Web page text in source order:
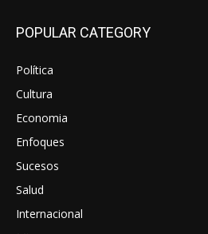
POPULAR CATEGORY
Política
Cultura
Economia
Enfoques
Sucesos
Salud
Internacional